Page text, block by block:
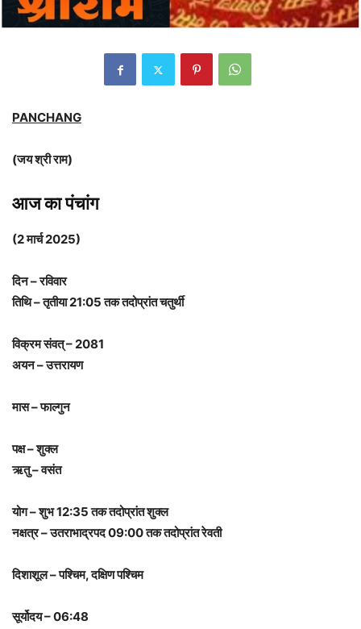
PANCHANG
(जय श्री राम)
आज का पंचांग
(2 मार्च 2025)
दिन – रविवार
तिथि – तृतीया 21:05 तक तदोप्रांत चतुर्थी
विक्रम संवत् – 2081
अयन – उत्तरायण
मास – फाल्गुन
पक्ष – शुक्ल
ऋतु – वसंत
योग – शुभ 12:35 तक तदोप्रांत शुक्ल
नक्षत्र – उतराभाद्रपद 09:00 तक तदोप्रांत रेवती
दिशाशूल – पश्चिम, दक्षिण पश्चिम
सूर्योदय – 06:48